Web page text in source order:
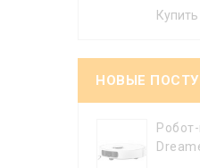
Купить
НОВЫЕ